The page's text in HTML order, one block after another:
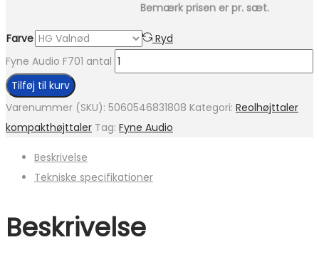
Bemærk prisen er pr. sæt.
Farve
Ryd
Fyne Audio F701 antal
Tilføj til kurv
Varenummer (SKU): 5060546831808 Kategori: Reolhøjttaler
kompakthøjttaler Tag: Fyne Audio
Beskrivelse
Tekniske specifikationer
Beskrivelse